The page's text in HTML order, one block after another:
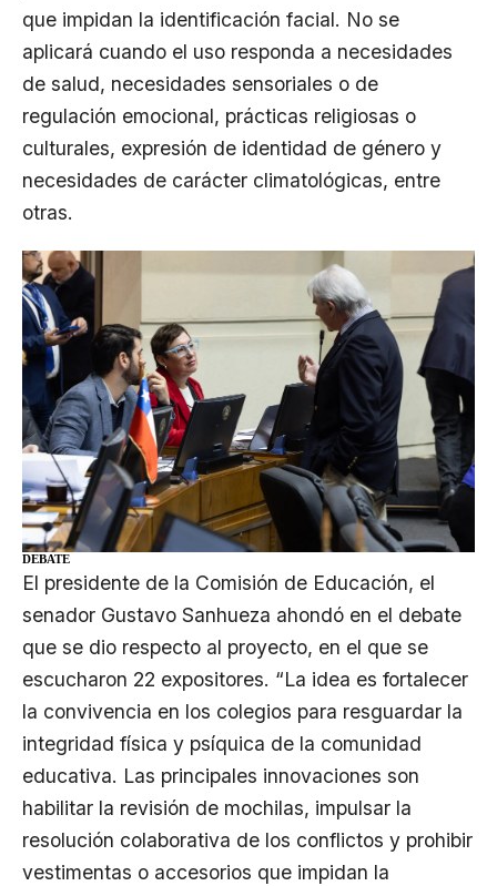
que impidan la identificación facial. No se
aplicará cuando el uso responda a necesidades
de salud, necesidades sensoriales o de
regulación emocional, prácticas religiosas o
culturales, expresión de identidad de género y
necesidades de carácter climatológicas, entre
otras.
DEBATE
El presidente de la Comisión de Educación, el
senador Gustavo Sanhueza ahondó en el debate
que se dio respecto al proyecto, en el que se
escucharon 22 expositores. “La idea es fortalecer
la convivencia en los colegios para resguardar la
integridad física y psíquica de la comunidad
educativa. Las principales innovaciones son
habilitar la revisión de mochilas, impulsar la
resolución colaborativa de los conflictos y prohibir
vestimentas o accesorios que impidan la